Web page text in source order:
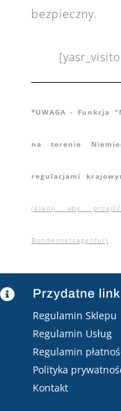
bezpieczny.
*UWAGA - Funkcja
na terenie
regulacjami
(kliknij aby
Bundesnetzagentur)
 Przydatne
Regulamin Sklepu
Regulamin Usług
Regulamin
Polityka
Kontakt